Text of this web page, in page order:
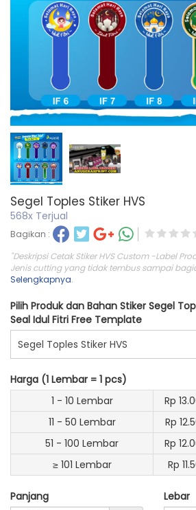
Segel Toples Stiker HVS
568x Terjual
Bagikan :
"Deskripsi Cetak Stiker HVS Custom -Label
Jenis cutting yang tidak tembus sampai
Selengkapnya.
Pilih Produk dan Bahan Stiker Segel
Seal Idul Fitri Free Template
Segel Toples Stiker HVS
Harga (1 Lembar = 1 pcs)
1 - 10 Lembar
Rp
11 - 50 Lembar
Rp
51 - 100 Lembar
Rp
≥ 101 Lembar
Rp
Panjang
Lebar